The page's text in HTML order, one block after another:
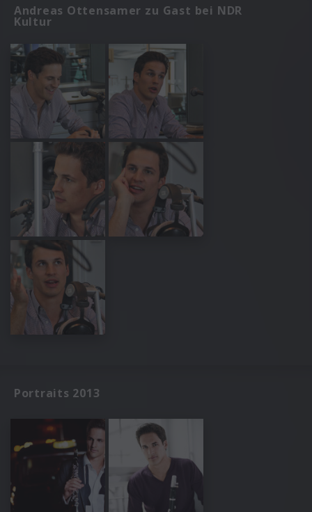
Andreas Ottensamer zu Gast bei NDR
Kultur
Portraits 2013